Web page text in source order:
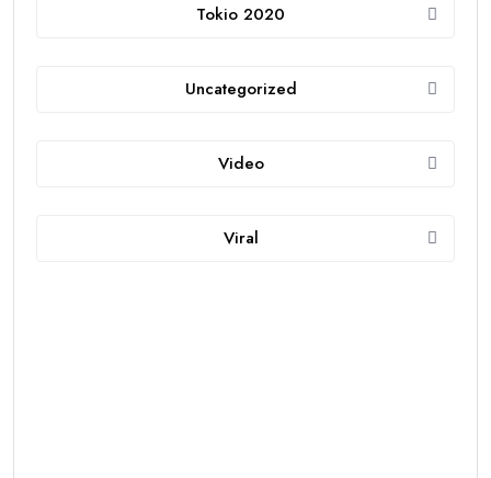
Tokio 2020
Uncategorized
Video
Viral